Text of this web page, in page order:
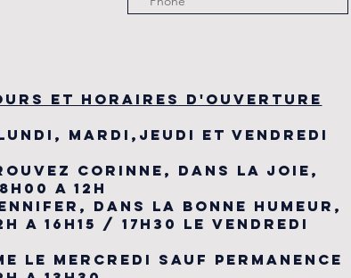
ET HORAIRES D'OUVERTURE
MARDI,JEUDI ET VENDREDI
CORINNE, DANS LA JOIE,
A 12H
DANS LA BONNE HUMEUR,
A 16H15 / 17H30 LE VENDREDI
LE MERCREDI SAUF PERMANENCE